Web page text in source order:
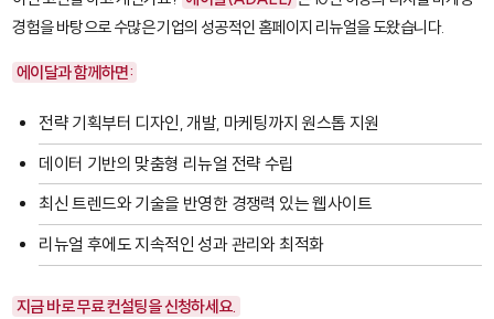
경험을 바탕으로 수많은 기업의 성공적인 홈페이지 리뉴얼을 도왔습니다.
에이달과 함께하면:
전략 기획부터 디자인, 개발, 마케팅까지 원스톱 지원
데이터 기반의 맞춤형 리뉴얼 전략 수립
최신 트렌드와 기술을 반영한 경쟁력 있는 웹사이트
리뉴얼 후에도 지속적인 성과 관리와 최적화
지금 바로 무료 컨설팅을 신청하세요.